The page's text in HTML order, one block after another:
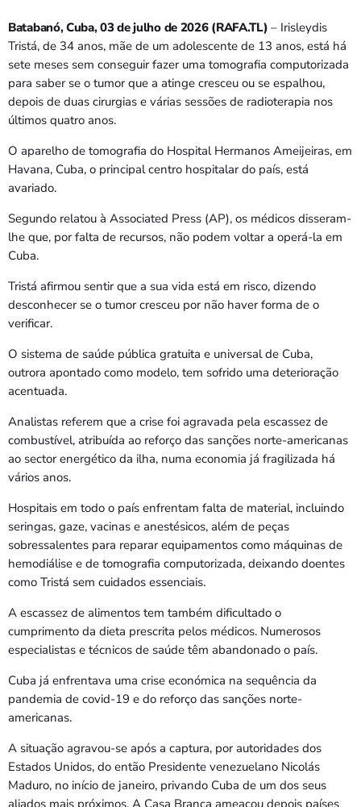
Batabanó, Cuba, 03 de julho de 2026 (RAFA.TL)– Irisleydis
Tristá, de 34 anos, mãe de um adolescente de 13 anos, está há
sete meses sem conseguir fazer uma tomografia computorizada
para saber se o tumor que a atinge cresceu ou se espalhou,
depois de duas cirurgias e várias sessões de radioterapia nos
últimos quatro anos.
O aparelho de tomografia do Hospital Hermanos Ameijeiras, em
Havana, Cuba, o principal centro hospitalar do país, está
avariado.
Segundo relatou à Associated Press (AP), os médicos disseram-
lhe que, por falta de recursos, não podem voltar a operá-la em
Cuba.
Tristá afirmou sentir que a sua vida está em risco, dizendo
desconhecer se o tumor cresceu por não haver forma de o
verificar.
O sistema de saúde pública gratuita e universal de Cuba,
outrora apontado como modelo, tem sofrido uma deterioração
acentuada.
Analistas referem que a crise foi agravada pela escassez de
combustível, atribuída ao reforço das sanções norte-americanas
ao sector energético da ilha, numa economia já fragilizada há
vários anos.
Hospitais em todo o país enfrentam falta de material, incluindo
seringas, gaze, vacinas e anestésicos, além de peças
sobressalentes para reparar equipamentos como máquinas de
hemodiálise e de tomografia computorizada, deixando doentes
como Tristá sem cuidados essenciais.
A escassez de alimentos tem também dificultado o
cumprimento da dieta prescrita pelos médicos. Numerosos
especialistas e técnicos de saúde têm abandonado o país.
Cuba já enfrentava uma crise económica na sequência da
pandemia de covid-19 e do reforço das sanções norte-
americanas.
A situação agravou-se após a captura, por autoridades dos
Estados Unidos, do então Presidente venezuelano Nicolás
Maduro, no início de janeiro, privando Cuba de um dos seus
aliados mais próximos. A Casa Branca ameaçou depois países